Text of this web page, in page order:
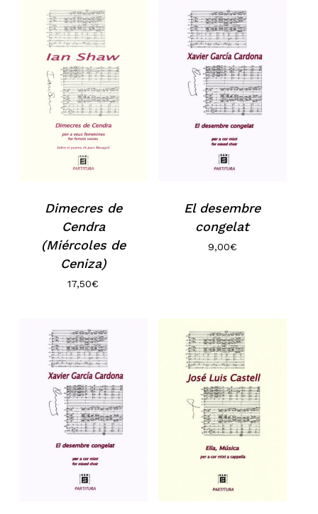
Go to shop
Dimecres de
Cendra
(Miércoles de
Ceniza)
17,50€
El desembre
congelat
9,00€